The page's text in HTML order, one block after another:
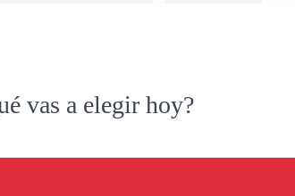
vas a elegir hoy?